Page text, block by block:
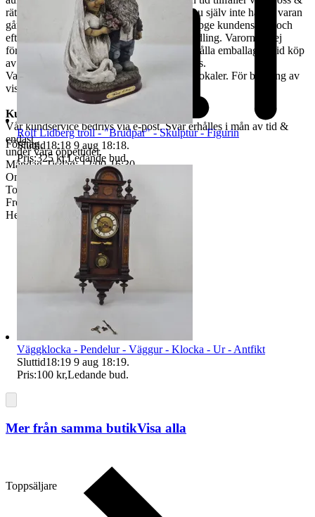
rätten till återbetalning är förbrukad. Kan Du själv inte hämta varan
går det skicka ett ombud. Ombudet skall uppge kundens för- och
efternamn, varubeskrivning & egen ID-handling. Varorna är ej
förpackade & kunden måste själv tillhandahålla emballage. Vid köp
av skrymmande gods, måste bärhjälp medtas.
Varorna finns att titta på vid begäran i våra lokaler. För bokning av
visning kontakta oss, se nedan.
Kundservice & Öppettider
Vår kundservice bedrivs via e-post. Svar erhålles i mån av tid &
endast
under våra öppettider.
Måndag-Tisdag: 12:00-16:30
Onsdag: 8:00-18:00
Torsdag: 12:00-16:30
Fredag: 10:00-15:00
Helgdagar & röda dagar STÄNGT
Företag
Toppsäljare
Rolf Lidberg troll - "Brudpar" - Skulptur - Figurin
Sluttid18:18 9 aug 18:18.
Pris:325 kr,Ledande bud.
Väggklocka - Pendelur - Väggur - Klocka - Ur - Antfikt
Sluttid18:19 9 aug 18:19.
Pris:100 kr,Ledande bud.
Mer från samma butikVisa alla